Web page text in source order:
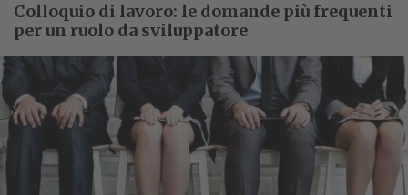
Colloquio di lavoro: le domande più frequenti
per un ruolo da sviluppatore